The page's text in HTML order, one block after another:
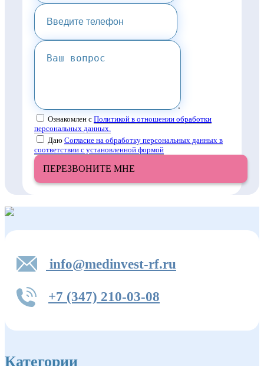
Ознакомлен с Политикой в отношении обработки
персональных данных.
Даю Согласие на обработку персональных данных в
соответствии с установленной формой
ПЕРЕЗВОНИТЕ МНЕ
info@medinvest-rf.ru
+7 (347) 210-03-08
Категории